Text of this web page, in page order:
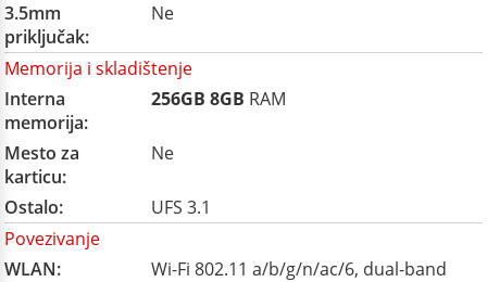
3.5mm
priključak:
Ne
Memorija i skladištenje
Interna
memorija:
256GB 8GB RAM
Mesto za
karticu:
Ne
Ostalo:
UFS 3.1
Povezivanje
WLAN:
Wi-Fi 802.11 a/b/g/n/ac/6, dual-band